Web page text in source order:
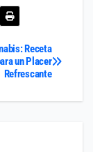
Receta
un Placer
Refrescante